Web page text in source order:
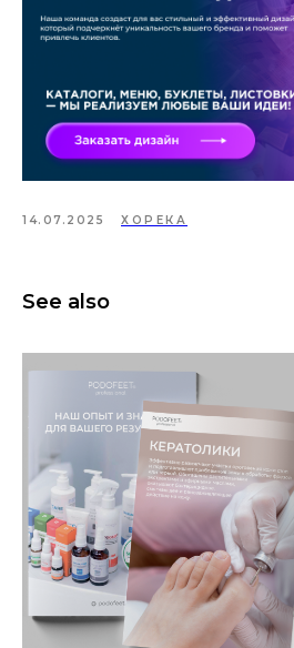
14.07.2025 ХОРЕКА
See also